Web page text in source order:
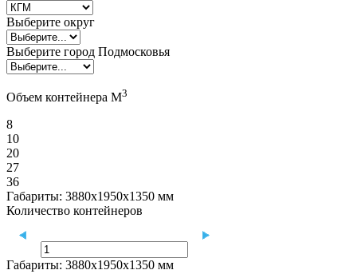
Выберите округ
Выберите город Подмосковья
Объем контейнера М3
8
10
20
27
36
Габариты: 3880х1950х1350 мм
Количество контейнеров
Габариты: 3880х1950х1350 мм